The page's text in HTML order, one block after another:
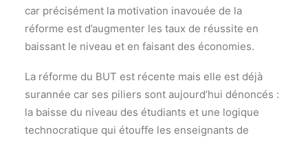
car précisément la motivation inavouée de la
réforme est d’augmenter les taux de réussite en
baissant le niveau et en faisant des économies.
La réforme du BUT est récente mais elle est déjà
surannée car ses piliers sont aujourd’hui dénoncés :
la baisse du niveau des étudiants et une logique
technocratique qui étouffe les enseignants de